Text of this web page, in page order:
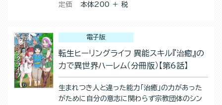
定価
本体200 ＋ 税
電子版
転生ヒーリングライフ 異能スキル『治癒』の
力で異世界ハーレム（分冊版）【第6話】
生まれつき人と違った能力「治癒」の力があった
がために自分の意志に関わらず宗教団体のシン